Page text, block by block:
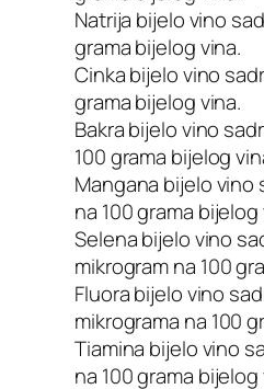
Natrija bijelo vino
grama bijelog vina.
Cinka bijelo vino
grama bijelog vina.
Bakra bijelo vino
100 grama bijelog
Mangana bijelo vino
na 100 grama bijelog
Selena bijelo vino
mikrogram na 100
Fluora bijelo vino
mikrograma na 100
Tiamina bijelo vino
na 100 grama bijelog